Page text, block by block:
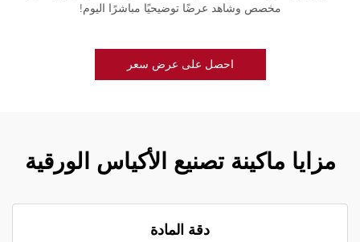
مخصص وشاهد عرضًا توضيحيًا مباشرًا اليوم!
احصل على عرض سعر
مزايا ماكينة تصنيع الأكياس الورقية
دقة المادة